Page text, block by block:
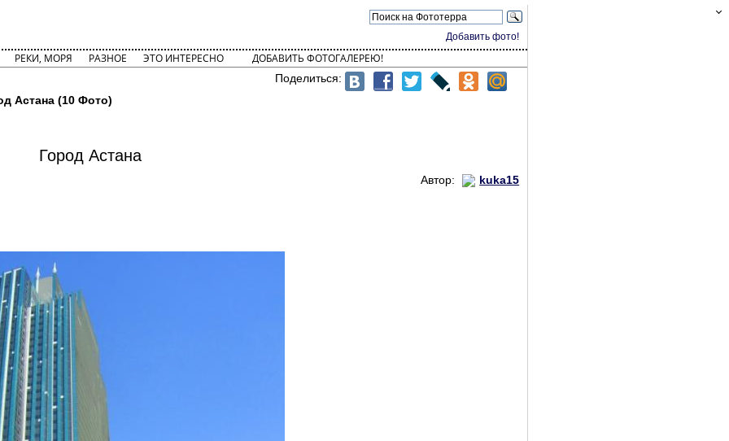
Добавить фото!
РЕКИ, МОРЯ РАЗНОЕ ЭТО ИНТЕРЕСНО ДОБАВИТЬ ФОТОГАЛЕРЕЮ!
Поделиться:
Астана (10 Фото)
Город Астана
Автор: kuka15